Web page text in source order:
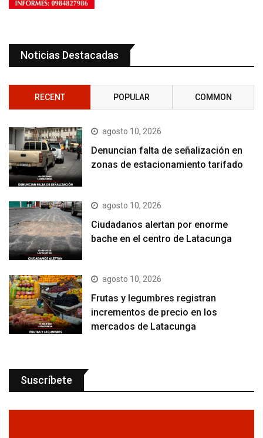
Noticias Destacadas
RECENT POPULAR COMMON
agosto 10, 2026
Denuncian falta de señalización en
zonas de estacionamiento tarifado
agosto 10, 2026
Ciudadanos alertan por enorme
bache en el centro de Latacunga
agosto 10, 2026
Frutas y legumbres registran
incrementos de precio en los
mercados de Latacunga
Suscríbete